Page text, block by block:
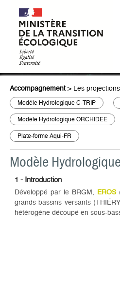
Accompagnement> Les
Modèle Hydrologique C-TRIP
Modèle Hydrologique ORCHIDEE
Plate-forme Aqui-FR
Modèle
1 - Introduction
Développé par le BRGM, EROS
grands bassins versants
hétérogène découpé en sous-